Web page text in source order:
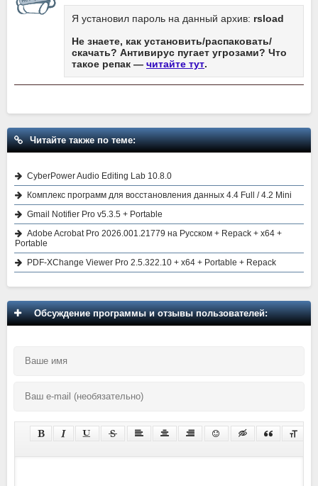
Я установил пароль на данный архив: rsload
Не знаете, как установить/распаковать/
скачать? Антивирус пугает угрозами? Что
такое репак — читайте тут.
Читайте также по теме:
CyberPower Audio Editing Lab 10.8.0
Комплекс программ для восстановления данных 4.4 Full / 4.2 Mini
Gmail Notifier Pro v5.3.5 + Portable
Adobe Acrobat Pro 2026.001.21779 на Русском + Repack + x64 +
Portable
PDF-XChange Viewer Pro 2.5.322.10 + x64 + Portable + Repack
Обсуждение программы и отзывы пользователей: